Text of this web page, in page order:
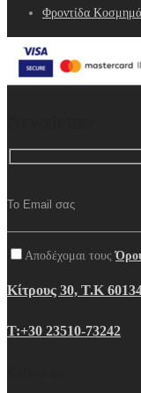
Φροντίδα
Αποδέχομαι τους
Κίτρους 30, Τ.Κ
Τ:+30 23510-73242